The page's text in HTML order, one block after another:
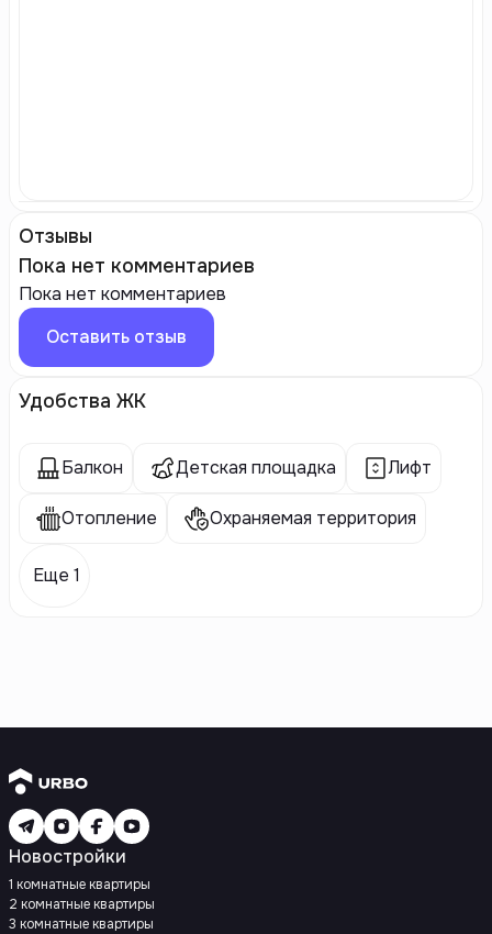
Отзывы
Пока нет комментариев
Пока нет комментариев
Оставить отзыв
Удобства ЖК
Балкон Детская площадка Лифт
Отопление Охраняемая территория
Еще 1
Новостройки
1 комнатные квартиры
2 комнатные квартиры
3 комнатные квартиры